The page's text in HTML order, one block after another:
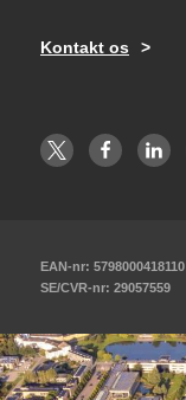
Kontakt os
EAN-nr: 5798000418110
SE/CVR-nr: 29057559